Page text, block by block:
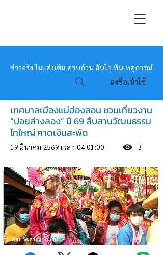
หมอข่าว
ข่าวจริง ไม่แต่งเติม ครบถ้วน ฉับไว ทันเหตุการณ์
ลงชื่อเข้าใช้
เทศบาลเมืองแม่ฮ่องสอน ชวนเที่ยวงาน
“ปอยส่างลอง” ปี 69 สืบสานวัฒนธรรม
ไทใหญ่ คาดเงินสะพัด
19 มีนาคม 2569 เวลา 04:01:00 3
ศิลปวัฒธรรม-บันเทิง